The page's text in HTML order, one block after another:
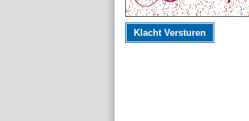
Klacht Versturen